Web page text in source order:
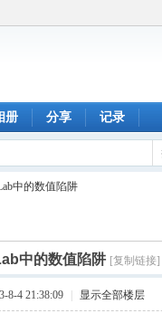
册 分享 记录
中的数值陷阱
中的数值陷阱 [复制链接]
8-4 21:38:09 显示全部楼层